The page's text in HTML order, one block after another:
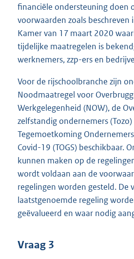
financiële ondersteuning doen
voorwaarden zoals beschreven
Kamer van 17 maart 2020
tijdelijke maatregelen is
werknemers, zzp-ers en
Voor de rijschoolbranche zijn
Noodmaatregel voor
Werkgelegenheid (NOW), de
zelfstandig ondernemers (Tozo)
Tegemoetkoming
Covid-19 (TOGS) beschikbaar.
kunnen maken op de
wordt voldaan aan de
regelingen worden gesteld. De
laatstgenoemde regeling
geëvalueerd en waar nodig
Vraag 3